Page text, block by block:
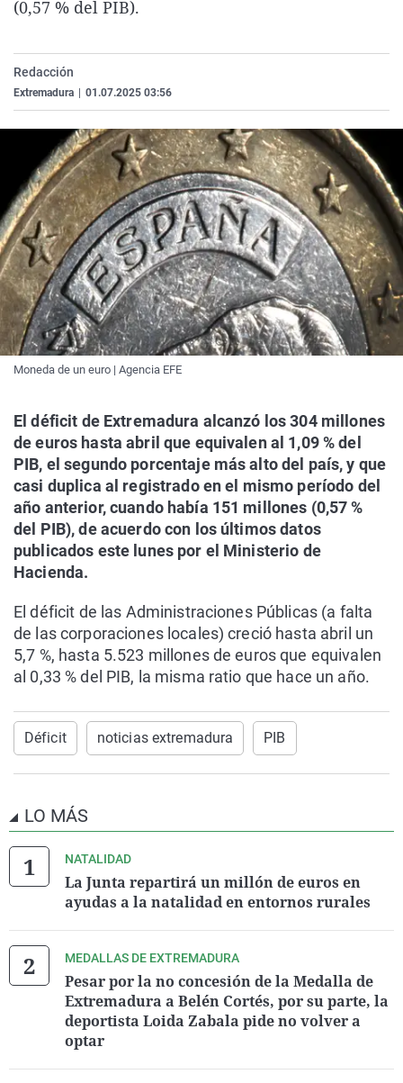
Operación Viuda
Navarra
País Vasco
(0,57 % del PIB).
Redacción
Extremadura 01.07.2025 03:56
Moneda de un euro | Agencia EFE
El déficit de Extremadura alcanzó los 304 millones
de euros hasta abril que equivalen al 1,09 % del
PIB, el segundo porcentaje más alto del país, y que
casi duplica al registrado en el mismo período del
año anterior, cuando había 151 millones (0,57 %
del PIB), de acuerdo con los últimos datos
publicados este lunes por el Ministerio de
Hacienda.
El déficit de las Administraciones Públicas (a falta
de las corporaciones locales) creció hasta abril un
5,7 %, hasta 5.523 millones de euros que equivalen
al 0,33 % del PIB, la misma ratio que hace un año.
Déficit noticias extremadura PIB
LO MÁS
NATALIDAD
La Junta repartirá un millón de euros en
ayudas a la natalidad en entornos rurales
MEDALLAS DE EXTREMADURA
Pesar por la no concesión de la Medalla de
Extremadura a Belén Cortés, por su parte, la
deportista Loida Zabala pide no volver a
optar